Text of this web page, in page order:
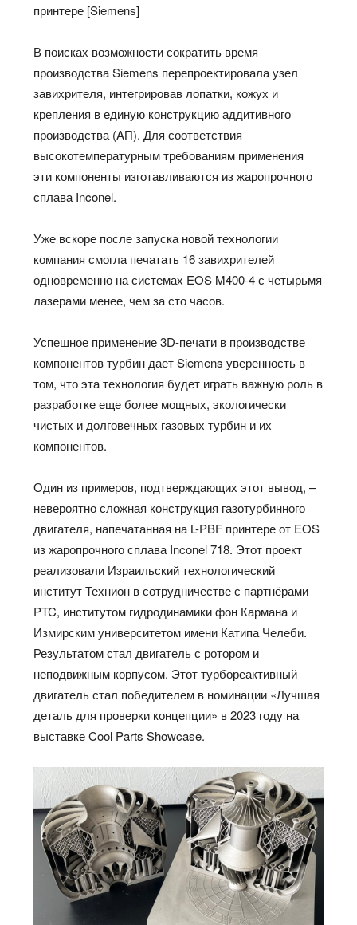
принтере [Siemens]
В поисках возможности сократить время
производства Siemens перепроектировала узел
завихрителя, интегрировав лопатки, кожух и
крепления в единую конструкцию аддитивного
производства (AП). Для соответствия
высокотемпературным требованиям применения
эти компоненты изготавливаются из жаропрочного
сплава Inconel.
Уже вскоре после запуска новой технологии
компания смогла печатать 16 завихрителей
одновременно на системах EOS M400-4 с четырьмя
лазерами менее, чем за сто часов.
Успешное применение 3D-печати в производстве
компонентов турбин дает Siemens уверенность в
том, что эта технология будет играть важную роль в
разработке еще более мощных, экологически
чистых и долговечных газовых турбин и их
компонентов.
Один из примеров, подтверждающих этот вывод, –
невероятно сложная конструкция газотурбинного
двигателя, напечатанная на L-PBF принтере от EOS
из жаропрочного сплава Inconel 718. Этот проект
реализовали Израильский технологический
институт Технион в сотрудничестве с партнёрами
PTC, институтом гидродинамики фон Кармана и
Измирским университетом имени Катипа Челеби.
Результатом стал двигатель с ротором и
неподвижным корпусом. Этот турбореактивный
двигатель стал победителем в номинации «Лучшая
деталь для проверки концепции» в 2023 году на
выставке Cool Parts Showcase.